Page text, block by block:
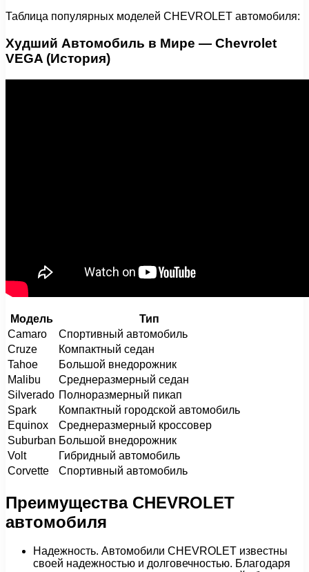
Таблица популярных моделей CHEVROLET автомобиля:
Худший Автомобиль в Мире — Chevrolet
VEGA (История)
Модель
Тип
Camaro
Спортивный автомобиль
Cruze
Компактный седан
Tahoe
Большой внедорожник
Malibu
Среднеразмерный седан
Silverado Полноразмерный пикап
Spark
Компактный городской автомобиль
Equinox
Среднеразмерный кроссовер
Suburban Большой внедорожник
Volt
Гибридный автомобиль
Corvette
Спортивный автомобиль
Преимущества CHEVROLET
автомобиля
Надежность. Автомобили CHEVROLET известны
своей надежностью и долговечностью. Благодаря